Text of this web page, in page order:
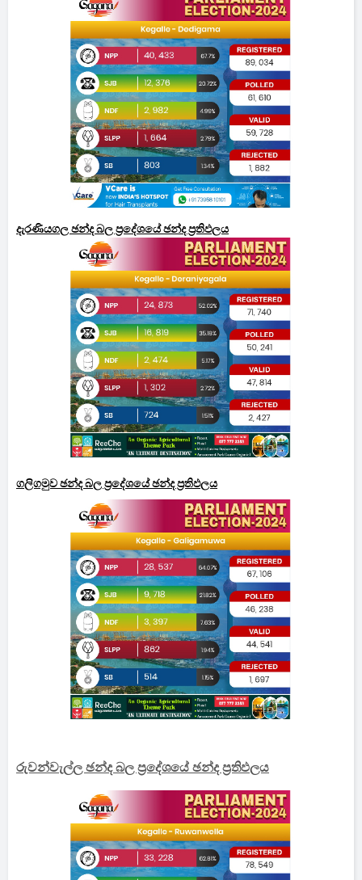
දැරණියගල ඡන්ද බල ප්‍රදේශයේ ඡන්ද ප්‍රතිඵලය
ගලිගමුව ඡන්ද බල ප්‍රදේශයේ ඡන්ද ප්‍රතිඵලය
රුවන්වැල්ල ඡන්ද බල ප්‍රදේශයේ ඡන්ද ප්‍රතිඵලය